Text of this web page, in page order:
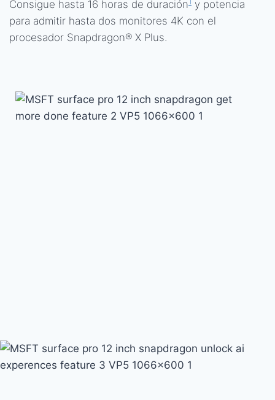
Consigue hasta 16 horas de duración y potencia
para admitir hasta dos monitores 4K con el
procesador Snapdragon® X Plus.